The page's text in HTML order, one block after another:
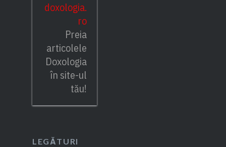
doxologia.
ro
Preia
articolele
Doxologia
în site-ul
tău!
LEGĂTURI